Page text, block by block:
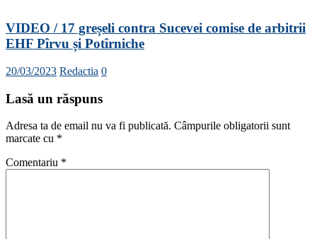
VIDEO / 17 greșeli contra Sucevei comise de arbitrii
EHF Pîrvu și Potîrniche
20/03/2023 Redactia 0
Lasă un răspuns
Adresa ta de email nu va fi publicată. Câmpurile obligatorii sunt
marcate cu *
Comentariu *